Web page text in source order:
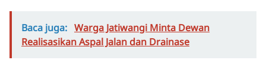
Baca juga: Warga Jatiwangi Minta Dewan
Realisasikan Aspal Jalan dan Drainase